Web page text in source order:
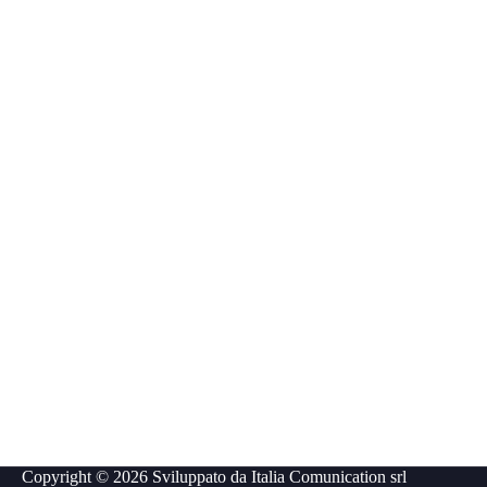
Copyright © 2026 Sviluppato daItalia Comunication srl